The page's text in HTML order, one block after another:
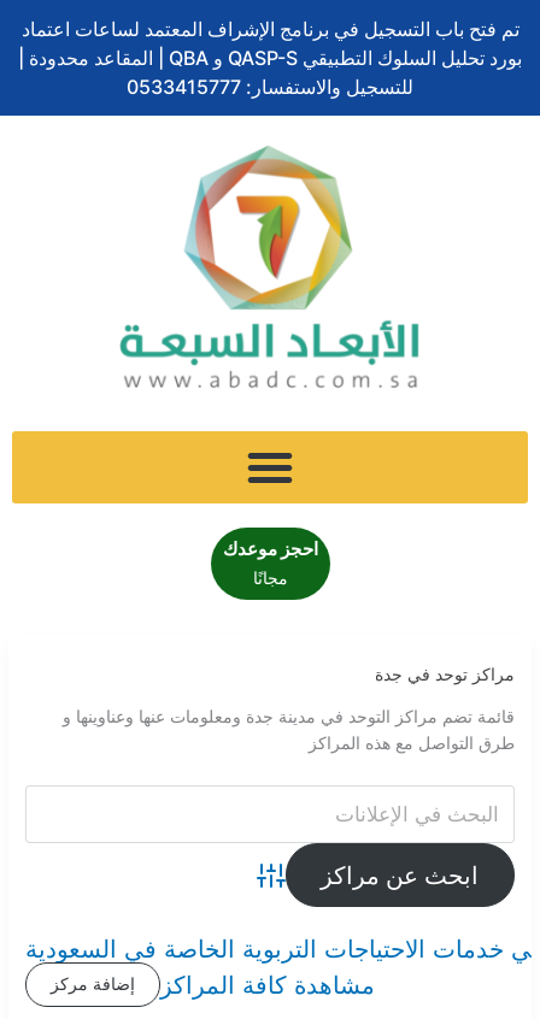
إلى
المحتوى
تم فتح باب التسجيل في برنامج الإشراف المعتمد لساعات اعتماد
بورد تحليل السلوك التطبيقي QASP-S و QBA | المقاعد محدودة |
للتسجيل والاستفسار: 0533415777
احجز موعدك
مجانًا
مراكز توحد في جدة
قائمة تضم مراكز التوحد في مدينة جدة ومعلومات عنها وعناوينها و
طرق التواصل مع هذه المراكز
Advanced Search
خدمات الاحتياجات التربوية الخاصة في السعودية
مشاهدة كافة المراكز
إضافة مركز